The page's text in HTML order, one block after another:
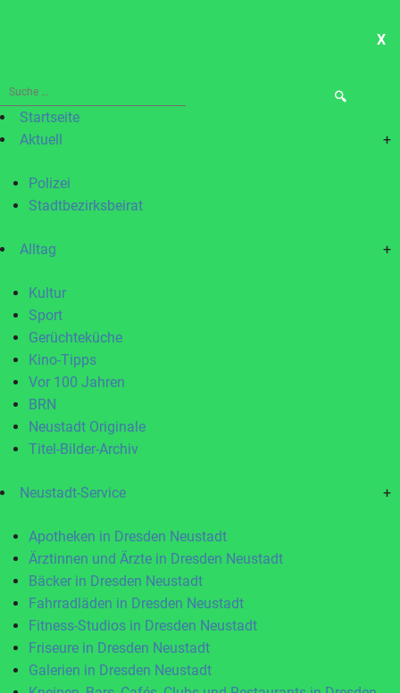
X
Suche
nach:Startseite
Aktuell
+
Polizei
Stadtbezirksbeirat
Alltag +
Kultur
Sport
Gerüchteküche
Kino-Tipps
Vor 100 Jahren
BRN
Neustadt Originale
Titel-Bilder-Archiv
Neustadt-Service +
Apotheken in Dresden Neustadt
Ärztinnen und Ärzte in Dresden Neustadt
Bäcker in Dresden Neustadt
Fahrradläden in Dresden Neustadt
Fitness-Studios in Dresden Neustadt
Friseure in Dresden Neustadt
Galerien in Dresden Neustadt